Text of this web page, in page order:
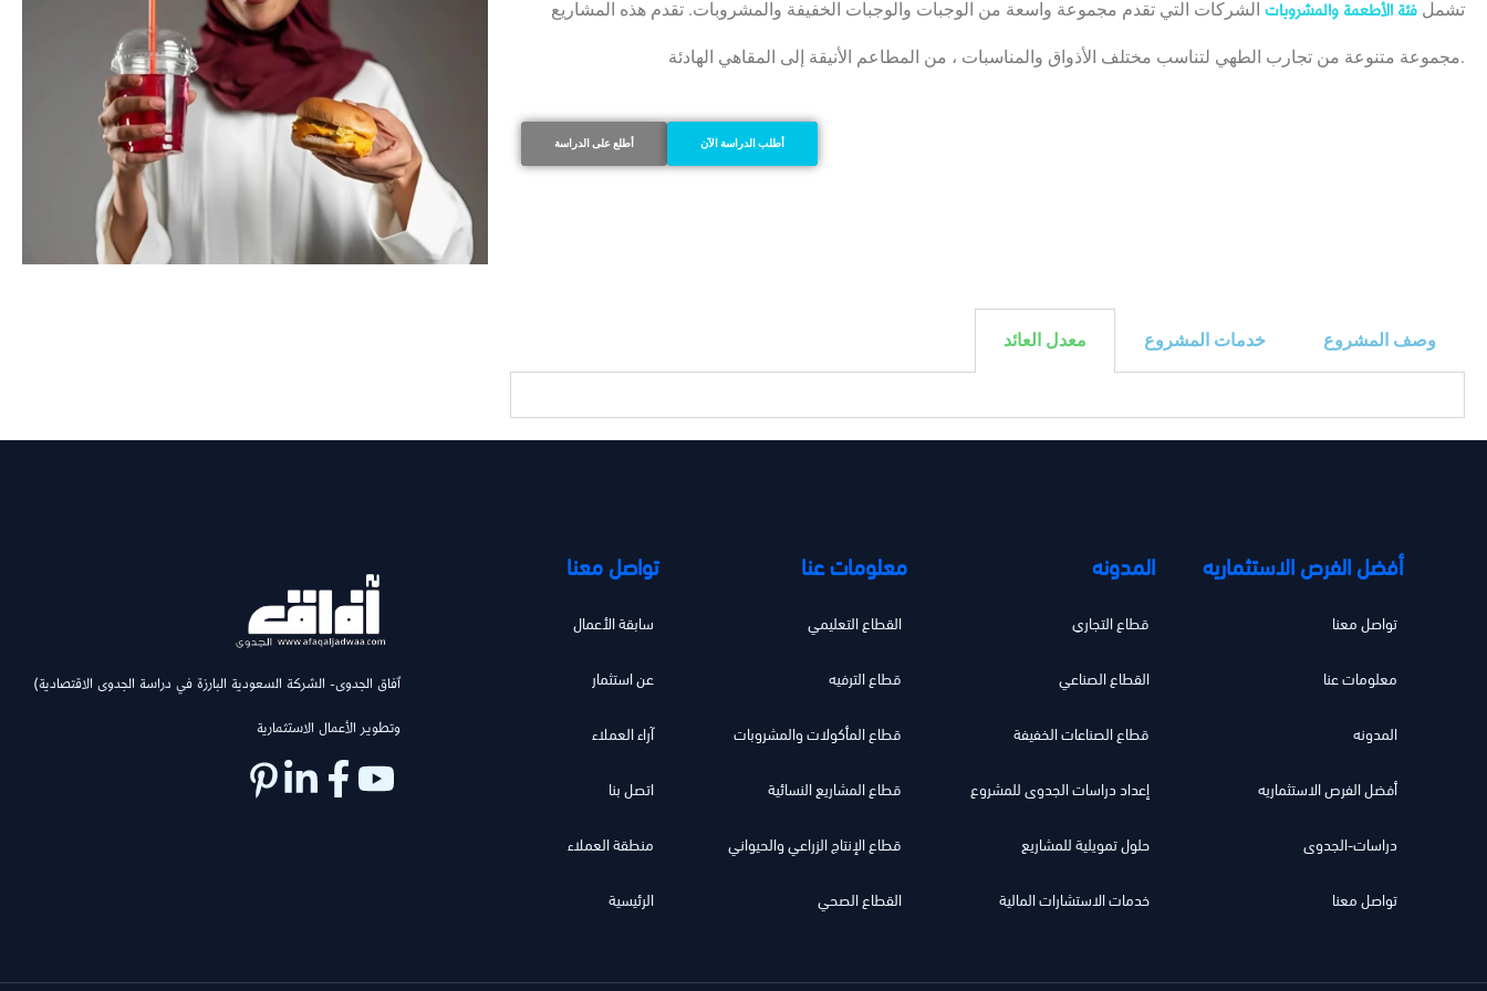
تشملفئة الأطعمة والمشروبات الشركات التي تقدم مجموعة واسعة من الوجبات والوجبات الخفيفة والمشروبات. تقدم هذه المشاريع
مجموعة متنوعة من تجارب الطهي لتناسب مختلف الأذواق والمناسبات ، من المطاعم الأنيقة إلى المقاهي الهادئة.
أطلع على الدراسة أطلب الدراسة الآن
معدل العائد خدمات المشروع وصف المشروع
(ٱفاق الجدوى- الشركة السعودية البارزة في دراسة الجدوى الاقتصادية
وتطوير الأعمال الاستثمارية
تواصل معنا
سابقة الأعمال
عن استثمار
آراء العملاء
اتصل بنا
منطقة العملاء
الرئيسية
معلومات عنا
القطاع التعليمي
قطاع الترفيه
قطاع المأكولات والمشروبات
قطاع المشاريع النسائية
قطاع الإنتاج الزراعي والحيواني
القطاع الصحي
المدونه
قطاع التجاري
القطاع الصناعي
قطاع الصناعات الخفيفة
إعداد دراسات الجدوى للمشروع
حلول تمويلية للمشاريع
خدمات الاستشارات المالية
أفضل الفرص الاستثماريه
تواصل معنا
معلومات عنا
المدونه
أفضل الفرص الاستثماريه
دراسات-الجدوى
تواصل معنا